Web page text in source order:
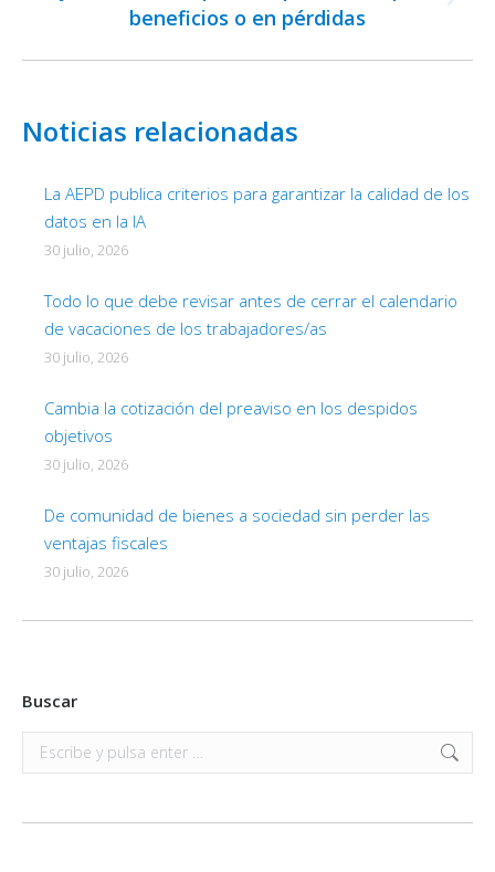
siguiente:
beneficios o en pérdidas
Noticias relacionadas
La AEPD publica criterios para garantizar la calidad de los
datos en la IA
30 julio, 2026
Todo lo que debe revisar antes de cerrar el calendario
de vacaciones de los trabajadores/as
30 julio, 2026
Cambia la cotización del preaviso en los despidos
objetivos
30 julio, 2026
De comunidad de bienes a sociedad sin perder las
ventajas fiscales
30 julio, 2026
Buscar
Buscar: